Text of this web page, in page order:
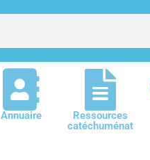
Annuaire
Ressources
catéchuménat